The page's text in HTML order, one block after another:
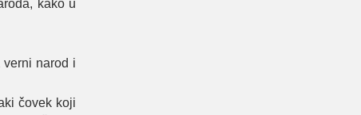
kako u
verni narod i
čovek koјi